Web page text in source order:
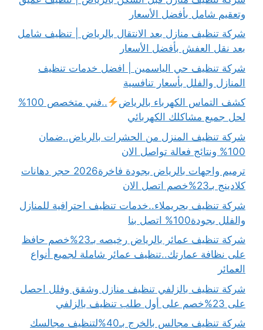
وتعقيم شامل بأفضل الأسعار
شركة تنظيف منازل بعد الانتقال بالرياض | تنظيف شامل
بعد نقل العفش بأفضل الأسعار
شركة تنظيف حي الياسمين | افضل خدمات تنظيف
المنازل والفلل بأسعار تنافسية
كشف التماس الكهرباء بالرياض
..فني متخصص 100%
لحل جميع مشاكلك الكهربائي
شركة تنظيف المنزل من الحشرات بالرياض..ضمان
100% ونتائج فعالة تواصل الان
ترميم واجهات بالرياض بجودة فاخرة2026 حجر دهانات
كلادينج بـ23%خصم اتصل الان
شركة تنظيف بحريملاء..خدمات تنظيف احترافية للمنازل
والفلل بجودة100% اتصل بنا
شركة تنظيف عمائر بالرياض رخيصه بـ23%خصم حافظ
على نظافة عمارتك..تنظيف عمائر شاملة لجميع أنواع
العمائر
شركة تنظيف بالزلفي تنظيف منازل وشقق وفلل احصل
على 23%خصم على أول طلب تنظيف بالزلفي
شركة تنظيف مجالس بالخرج بـ40%لتنظيف مجالسك